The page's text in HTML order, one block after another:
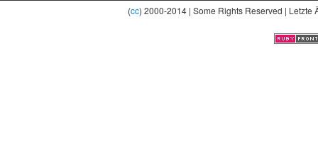
(cc) 2000-2014 | Some Rights Reserved |